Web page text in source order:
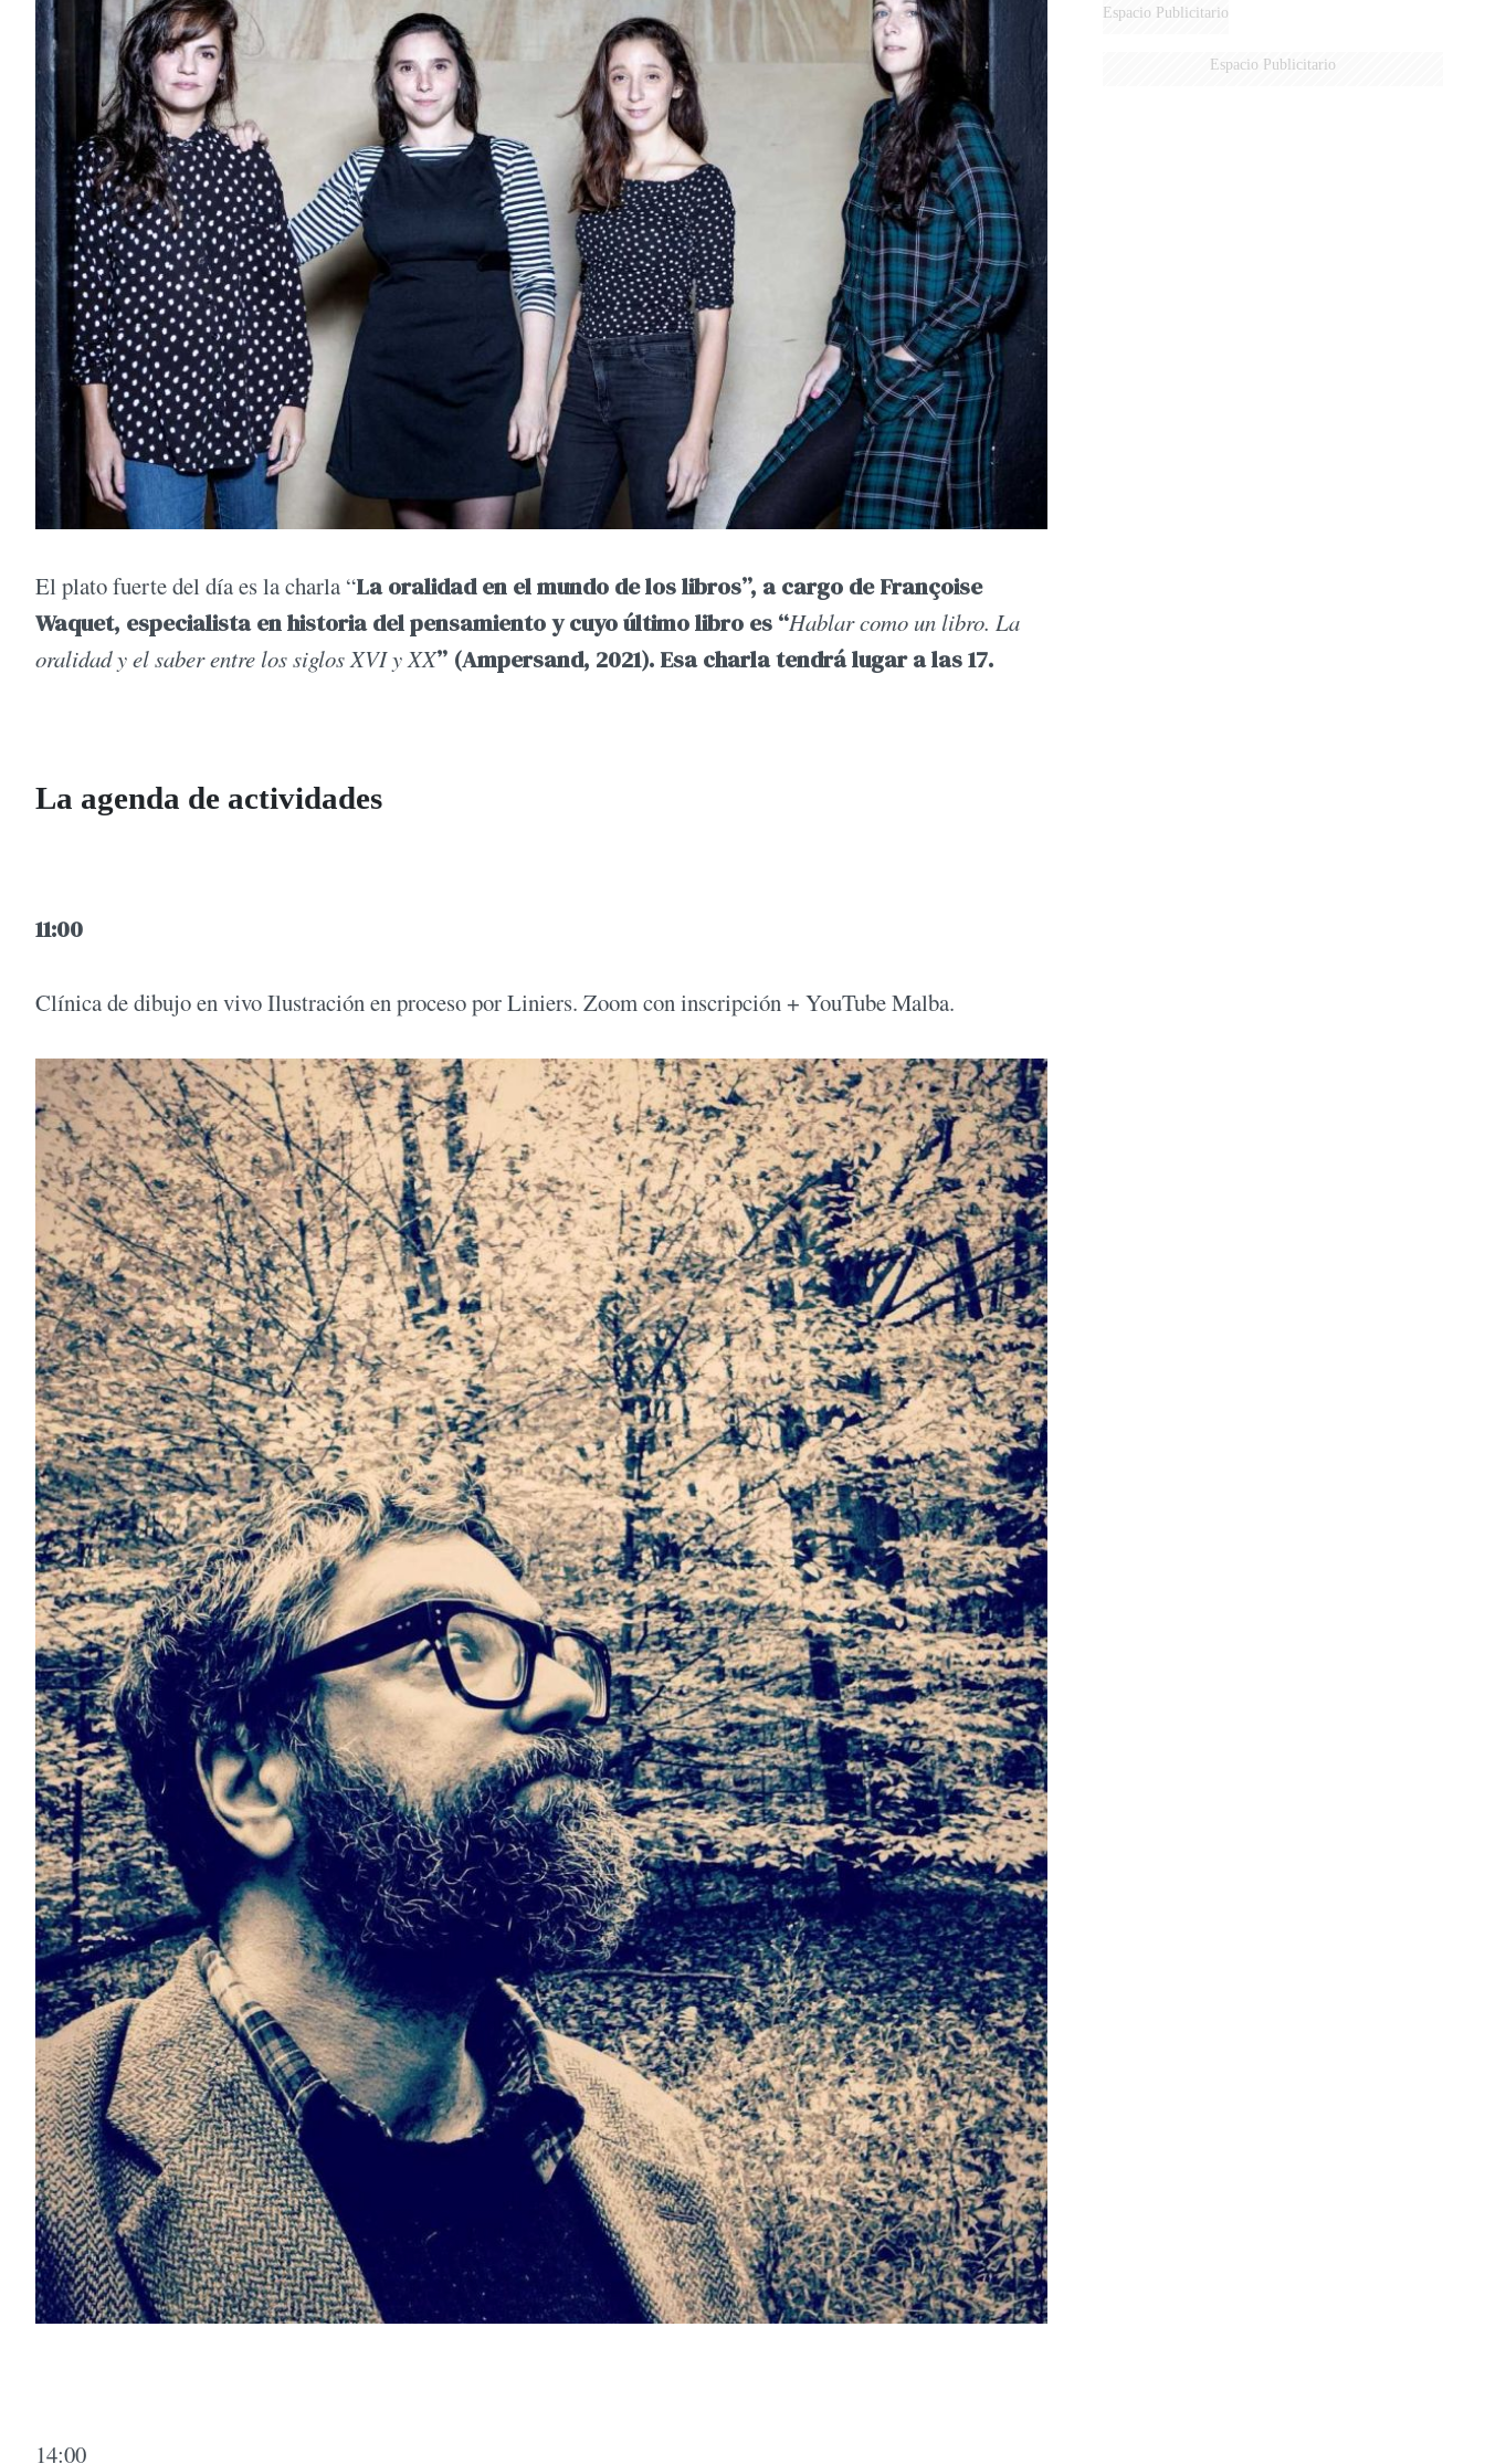
El plato fuerte del día es la charla “La oralidad en el mundo de los libros”, a cargo de Françoise
Waquet, especialista en historia del pensamiento y cuyo último libro es “Hablar como un libro. La
oralidad y el saber entre los siglos XVI y XX” (Ampersand, 2021). Esa charla tendrá lugar a las 17.
La agenda de actividades
11:00
Clínica de dibujo en vivo Ilustración en proceso por Liniers. Zoom con inscripción + YouTube Malba.
14:00
Espacio Publicitario
Espacio Publicitario